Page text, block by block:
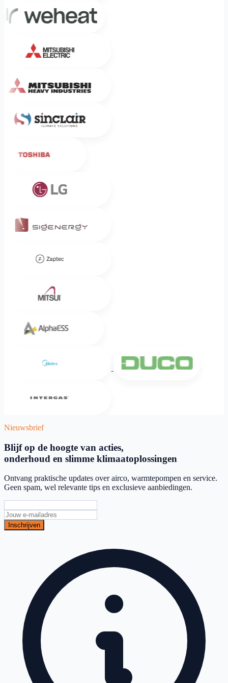
Nieuwsbrief
Blijf op de hoogte van acties,
onderhoud en slimme klimaatoplossingen
Ontvang praktische updates over airco, warmtepompen en service.
Geen spam, wel relevante tips en exclusieve aanbiedingen.
Inschrijven